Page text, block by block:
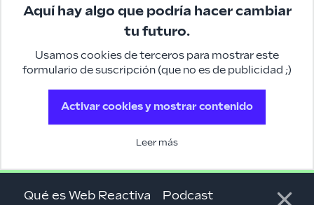
Aquí hay algo que podría hacer cambiar
tu futuro.
Usamos cookies de terceros para mostrar este
formulario de suscripción (que no es de publicidad ;)
Activar cookies y mostrar contenido
Leer más
Qué es Web Reactiva Podcast